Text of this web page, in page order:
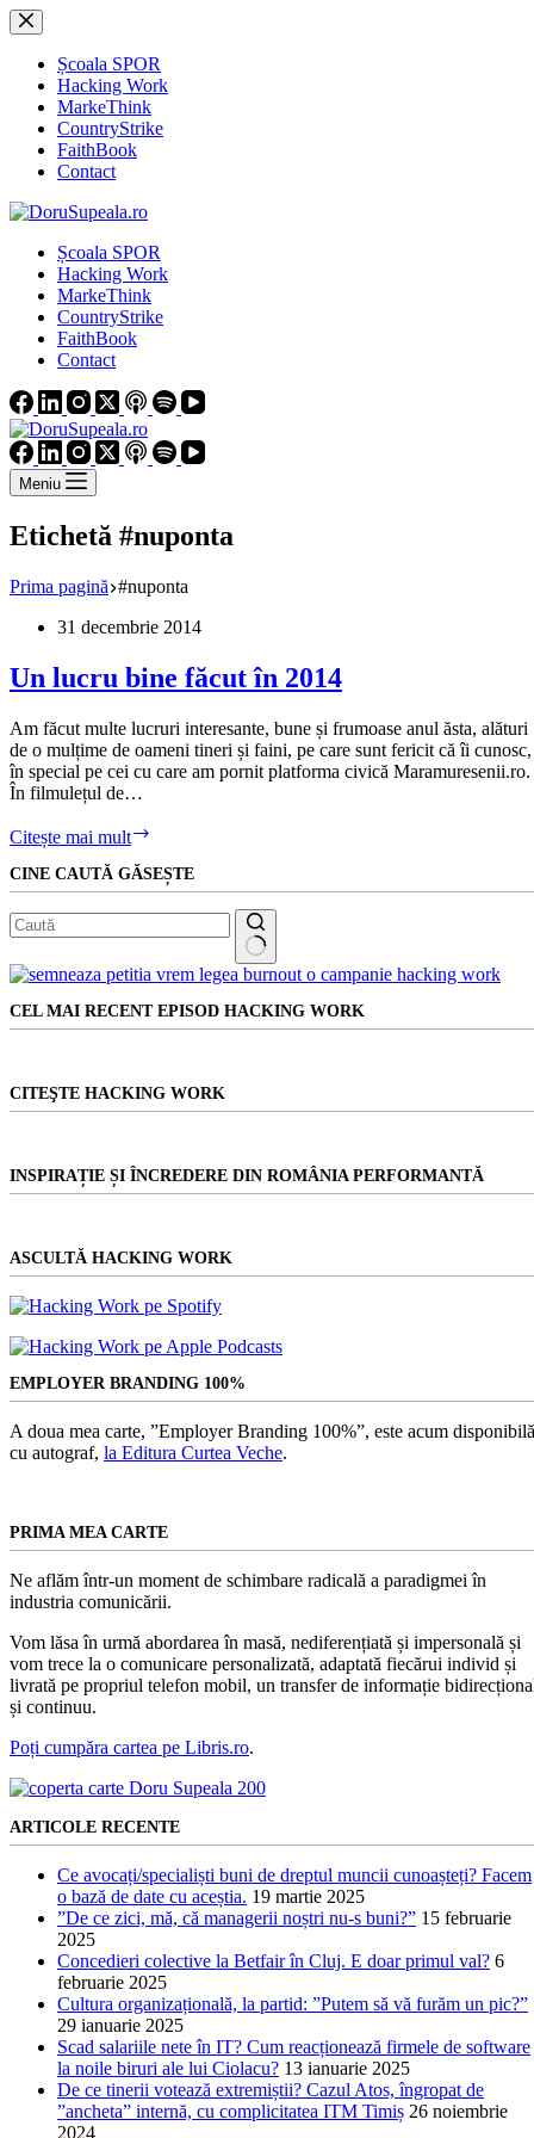
Sari
la
conținutȘcoala SPOR
Hacking Work
MarkeThink
CountryStrike
FaithBook
Contact
Școala SPOR
Hacking Work
MarkeThink
CountryStrike
FaithBook
Contact
Meniu
Etichetă #nuponta
Prima pagină #nuponta
31 decembrie 2014
Un lucru bine făcut în 2014
Am făcut multe lucruri interesante, bune și frumoase anul ăsta, alături
de o mulțime de oameni tineri și faini, pe care sunt fericit că îi cunosc,
în special pe cei cu care am pornit platforma civică Maramuresenii.ro.
În filmulețul de…
Citește mai mult
bine
făcut
în
2014
CINE CAUTĂ GĂSEȘTE
Niciun
CEL MAI RECENT EPISOD HACKING WORK
CITEŞTE HACKING WORK
INSPIRAȚIE ȘI ÎNCREDERE DIN ROMÂNIA PERFORMANTĂ
ASCULTĂ HACKING WORK
EMPLOYER BRANDING 100%
A doua mea carte, ”Employer Branding 100%”, este acum
cu autograf, la Editura Curtea Veche.
PRIMA MEA CARTE
Ne aflăm într-un moment de schimbare radicală a paradigmei în
industria comunicării.
Vom lăsa în urmă abordarea în masă, nediferențiată și impersonală și
vom trece la o comunicare personalizată, adaptată fiecărui individ și
livrată pe propriul telefon mobil, un transfer de informație
și continuu.
Poți cumpăra cartea pe Libris.ro.
ARTICOLE RECENTE
Ce avocați/specialiști buni de dreptul muncii cunoașteți? Facem
o bază de date cu aceștia. 19 martie 2025
”De ce zici, mă, că managerii noștri nu-s buni?” 15 februarie
2025
Concedieri colective la Betfair în Cluj. E doar primul val? 6
februarie 2025
Cultura organizațională, la partid: ”Putem să vă furăm un pic?”
29 ianuarie 2025
Scad salariile nete în IT? Cum reacționează firmele de software
la noile biruri ale lui Ciolacu? 13 ianuarie 2025
De ce tinerii votează extremiștii? Cazul Atos, îngropat de
”ancheta” internă, cu complicitatea ITM Timiș 26 noiembrie
2024